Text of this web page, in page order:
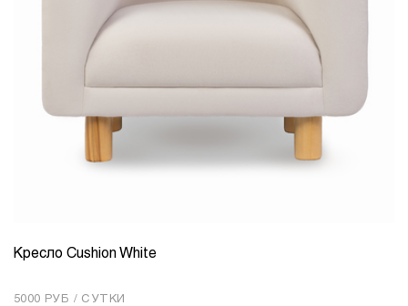
КОЛИЧЕСТВО 1
Кресло Cushion White
5000 РУБ / СУТКИ